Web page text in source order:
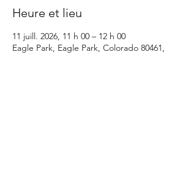
Heure et lieu
11 juill. 2026, 11 h 00 – 12 h 00
Eagle Park, Eagle Park, Colorado 80461,